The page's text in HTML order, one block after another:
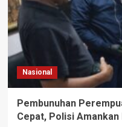
Upaya
Sabotase
di
Balik
Gencatan
Senjata
Nasional
Pembunuhan
Cepat, Polisi